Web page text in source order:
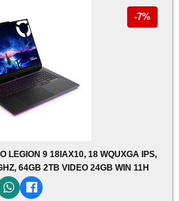
-7%
LEGION 9 18IAX10, 18 WQUXGA IPS,
64GB 2TB VIDEO 24GB WIN 11H